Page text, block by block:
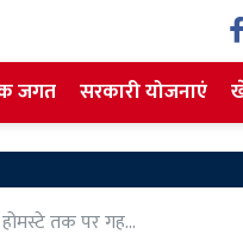
जगत सरकारी योजनाएं
तक पर गह...